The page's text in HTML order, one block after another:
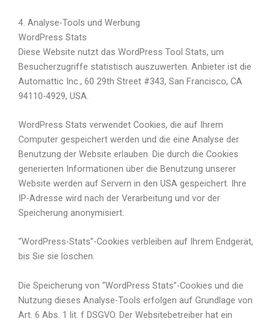
4. Analyse-Tools und Werbung
WordPress Stats
Diese Website nutzt das WordPress Tool Stats, um
Besucherzugriffe statistisch auszuwerten. Anbieter ist die
Automattic Inc., 60 29th Street #343, San Francisco, CA
94110-4929, USA.
WordPress Stats verwendet Cookies, die auf Ihrem
Computer gespeichert werden und die eine Analyse der
Benutzung der Website erlauben. Die durch die Cookies
generierten Informationen über die Benutzung unserer
Website werden auf Servern in den USA gespeichert. Ihre
IP-Adresse wird nach der Verarbeitung und vor der
Speicherung anonymisiert.
“WordPress-Stats”-Cookies verbleiben auf Ihrem Endgerät,
bis Sie sie löschen.
Die Speicherung von “WordPress Stats”-Cookies und die
Nutzung dieses Analyse-Tools erfolgen auf Grundlage von
Art. 6 Abs. 1 lit. f DSGVO. Der Websitebetreiber hat ein